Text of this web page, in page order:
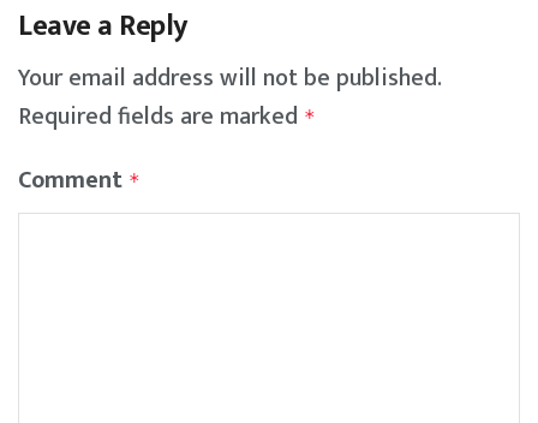
Leave a Reply
Your email address will not be published.
Required fields are marked *
Comment *